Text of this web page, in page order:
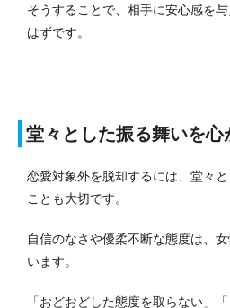
そうすることで、相手に安心感を
はずです。
堂々とした振る舞いを心
恋愛対象外を脱却するには、堂々
ことも大切です。
自信のなさや優柔不断な態度は、
います。
「おどおどした態度を取らない」